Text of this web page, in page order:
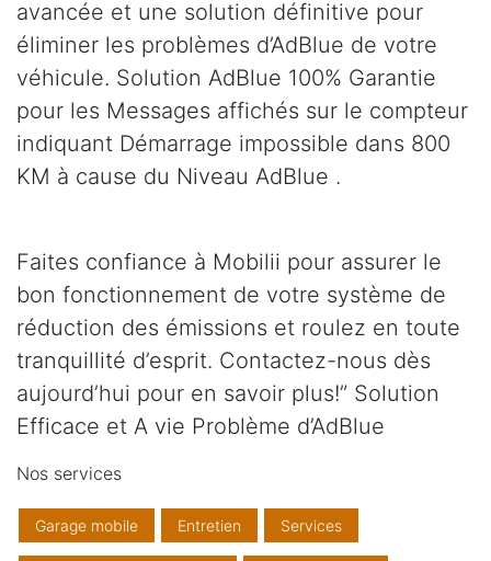
avancée et une solution définitive pour
éliminer les problèmes d’AdBlue de votre
véhicule. Solution AdBlue 100% Garantie
pour les Messages affichés sur le compteur
indiquant Démarrage impossible dans 800
KM à cause du Niveau AdBlue .
Faites confiance à Mobilii pour assurer le
bon fonctionnement de votre système de
réduction des émissions et roulez en toute
tranquillité d’esprit. Contactez-nous dès
aujourd’hui pour en savoir plus!” Solution
Efficace et A vie Problème d’AdBlue
Nos services
Garage mobile Entretien Services